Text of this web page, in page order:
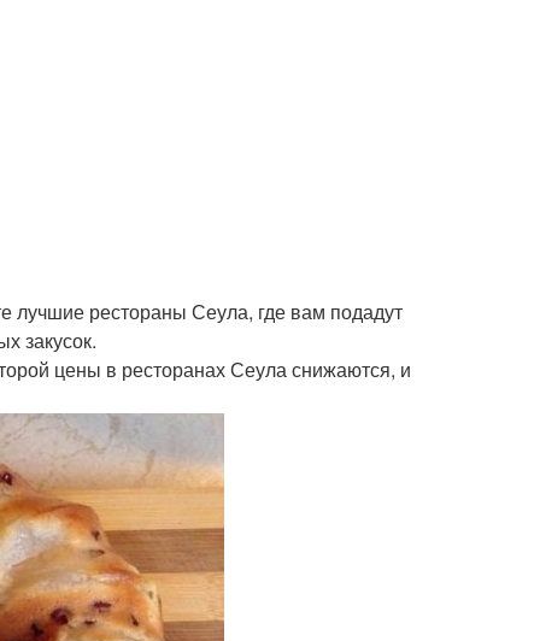
лучшие рестораны Сеула, где вам подадут
закусок.
цены в ресторанах Сеула снижаются, и